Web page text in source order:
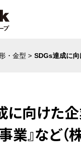
・金型 > SDGs達成に
に向けた
業』など